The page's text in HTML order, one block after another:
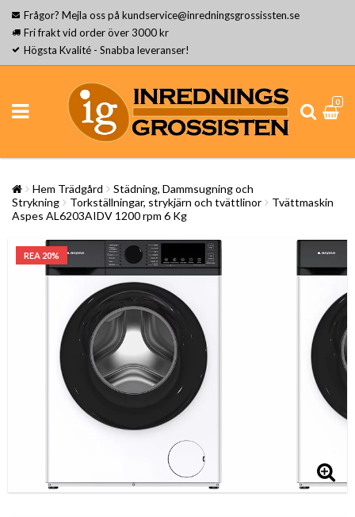
Frågor? Mejla oss på kundservice@inredningsgrossissten.se
Fri frakt vid order över 3000 kr
Högsta Kvalité - Snabba leveranser!
0
Hem Trädgård
Städning, Dammsugning och
Strykning
Torkställningar, strykjärn och tvättlinor
Tvättmaskin
Aspes AL6203AIDV 1200 rpm 6 Kg
REA 20%